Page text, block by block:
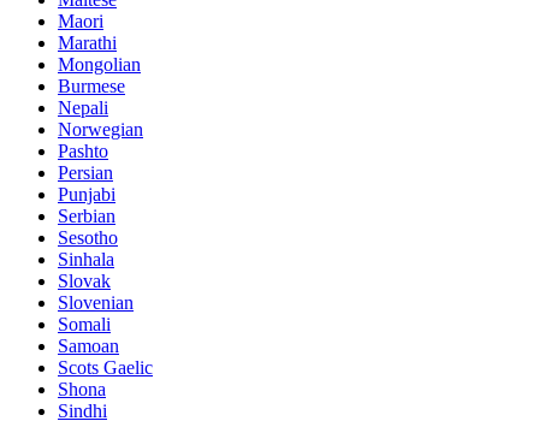
Maori
Marathi
Mongolian
Burmese
Nepali
Norwegian
Pashto
Persian
Punjabi
Serbian
Sesotho
Sinhala
Slovak
Slovenian
Somali
Samoan
Scots Gaelic
Shona
Sindhi